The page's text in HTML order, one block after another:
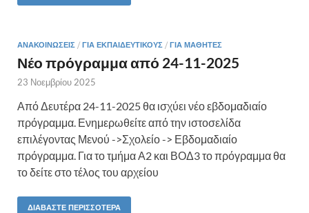
ΑΝΑΚΟΙΝΏΣΕΙΣ / ΓΙΑ ΕΚΠΑΙΔΕΥΤΙΚΟΎΣ / ΓΙΑ ΜΑΘΗΤΈΣ
Νέο πρόγραμμα από 24-11-2025
23 Νοεμβρίου 2025
Από Δευτέρα 24-11-2025 θα ισχύει νέο εβδομαδιαίο
πρόγραμμα. Ενημερωθείτε από την ιστοσελίδα
επιλέγοντας Μενού ->Σχολείο -> Εβδομαδιαίο
πρόγραμμα. Για το τμήμα Α2 και ΒΟΔ3 το πρόγραμμα θα
το δείτε στο τέλος του αρχείου
ΔΙΑΒΆΣΤΕ ΠΕΡΙΣΣΌΤΕΡΑ